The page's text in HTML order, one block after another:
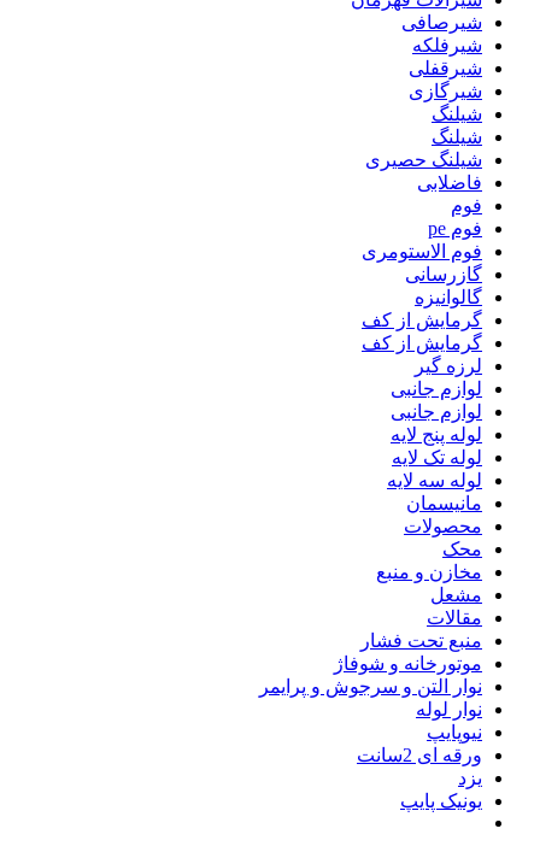
شیرصافی
شیرفلکه
شیرقفلی
شیرگازی
شیلنگ
شیلنگ
شیلنگ حصیری
فاضلابی
فوم
فوم pe
فوم الاستومری
گازرسانی
گالوانیزه
گرمایش از کف
گرمایش از کف
لرزه گیر
لوازم جانبی
لوازم جانبی
لوله پنج لایه
لوله تک لایه
لوله سه لایه
مانیسمان
محصولات
محک
مخازن و منبع
مشعل
مقالات
منبع تحت فشار
موتورخانه و شوفاژ
نوار التن و سرجوش و پرایمر
نوار لوله
نیوپایپ
ورقه ای 2سانت
یزد
یونیک پایپ